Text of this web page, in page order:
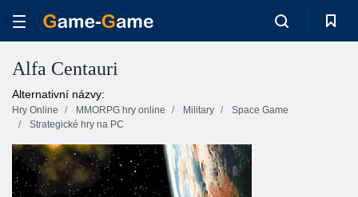
Alfa Centauri
Alternativní názvy:
Hry Online MMORPG hry online Military
Space Game
Strategické hry na PC